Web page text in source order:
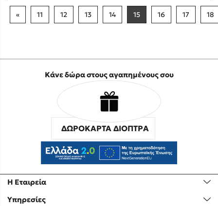
« 11 12 13 14 15 16 17 18
Η Εταιρεία
Υπηρεσίες
Κάνε δώρα στους αγαπημένους σου
ΔΩΡΟΚΑΡΤΑ ΔΙΟΠΤΡΑ